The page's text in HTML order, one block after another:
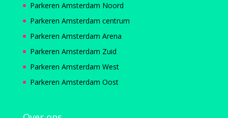
Parkeren Amsterdam Noord
Parkeren Amsterdam centrum
Parkeren Amsterdam Arena
Parkeren Amsterdam Zuid
Parkeren Amsterdam West
Parkeren Amsterdam Oost